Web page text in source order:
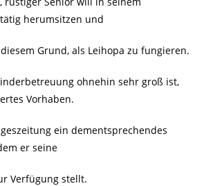
herumsitzen und
Grund, als Leihopa zu fungieren.
ohnehin sehr groß ist,
Vorhaben.
ein dementsprechendes
er seine
Verfügung stellt.